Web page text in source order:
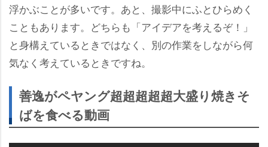
浮かぶことが多いです。あと、撮影中にふとひらめく
こともあります。どちらも「アイデアを考えるぞ！」
と身構えているときではなく、別の作業をしながら何
気なく考えているときですね。
善逸がペヤング超超超超超大盛り焼きそ
ばを食べる動画